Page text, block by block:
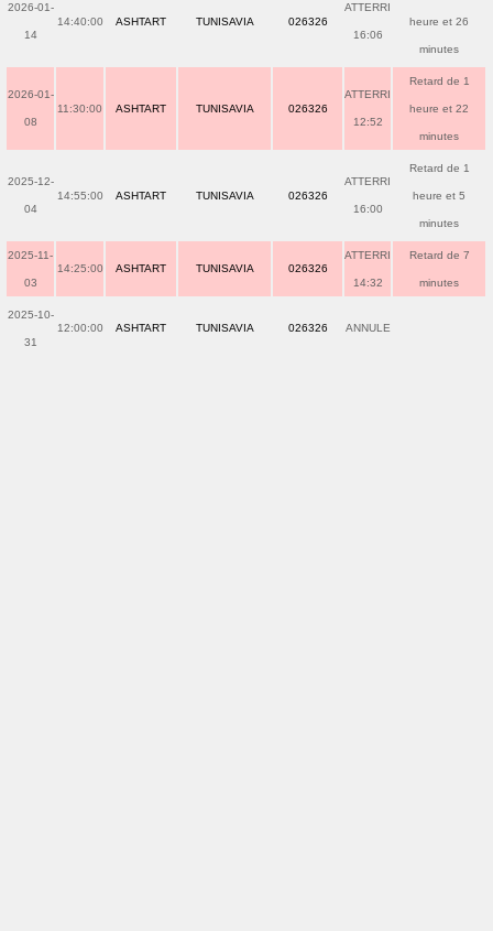
2026-01-
14
14:40:00 ASHTART TUNISAVIA 026326
ATTERRI
16:06
heure et 26
minutes
2026-01-
08
11:30:00 ASHTART TUNISAVIA 026326
ATTERRI
12:52
Retard de 1
heure et 22
minutes
2025-12-
04
14:55:00 ASHTART TUNISAVIA 026326
ATTERRI
16:00
Retard de 1
heure et 5
minutes
2025-11-
03
14:25:00 ASHTART TUNISAVIA 026326
ATTERRI
14:32
Retard de 7
minutes
2025-10-
31
12:00:00 ASHTART TUNISAVIA 026326 ANNULE